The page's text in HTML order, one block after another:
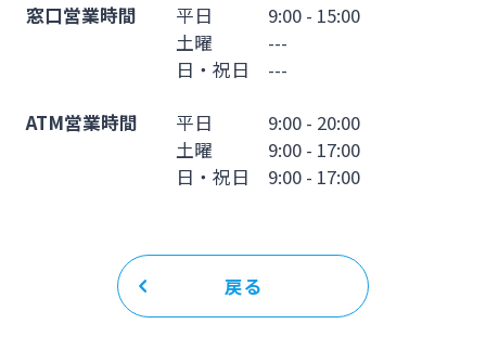
窓口営業時間
平日 9:00 - 15:00
土曜 ---
日・祝日 ---
ATM営業時間
平日 9:00 - 20:00
土曜 9:00 - 17:00
日・祝日 9:00 - 17:00
戻る